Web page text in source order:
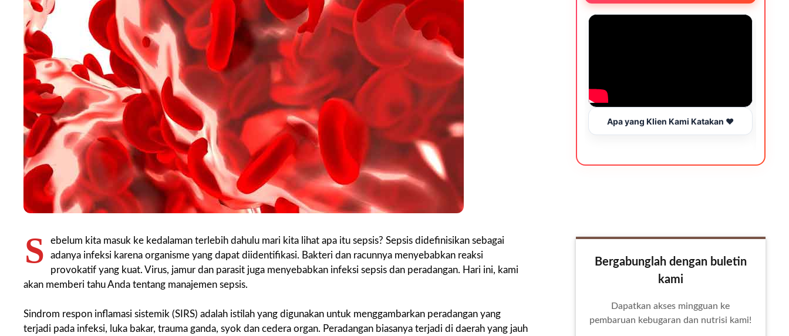
S
ebelum kita masuk ke kedalaman terlebih dahulu mari kita lihat apa itu sepsis? Sepsis didefinisikan sebagai
adanya infeksi karena organisme yang dapat diidentifikasi. Bakteri dan racunnya menyebabkan reaksi
provokatif yang kuat. Virus, jamur dan parasit juga menyebabkan infeksi sepsis dan peradangan. Hari ini, kami
akan memberi tahu Anda tentang manajemen sepsis.
Sindrom respon inflamasi sistemik (SIRS) adalah istilah yang digunakan untuk menggambarkan peradangan yang
terjadi pada infeksi, luka bakar, trauma ganda, syok dan cedera organ. Peradangan biasanya terjadi di daerah yang jauh
Apa yang Klien Kami Katakan ❤️
Bergabunglah dengan buletin
kami
Dapatkan akses mingguan ke
pembaruan kebugaran dan nutrisi kami!